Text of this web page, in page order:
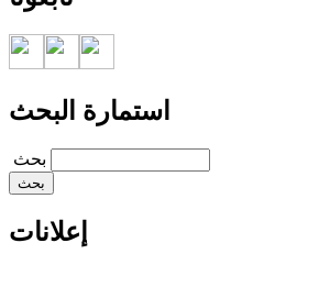
استمارة البحث
‏بحث ‏
إعلانات